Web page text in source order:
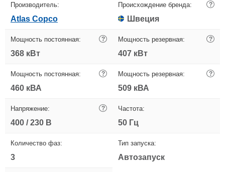
Производитель:
Atlas Copco
Происхождение бренда: ?
Швеция
Мощность постоянная: ?
368 кВт
Мощность резервная: ?
407 кВт
Мощность постоянная: ?
460 кВА
Мощность резервная: ?
509 кВА
Напряжение: ?
400 / 230 В
Частота:
50 Гц
Количество фаз:
3
Тип запуска:
Автозапуск